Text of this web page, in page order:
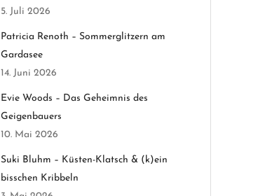
5. Juli 2026
Patricia Renoth – Sommerglitzern am
Gardasee
14. Juni 2026
Evie Woods – Das Geheimnis des
Geigenbauers
10. Mai 2026
Suki Bluhm – Küsten-Klatsch & (k)ein
bisschen Kribbeln